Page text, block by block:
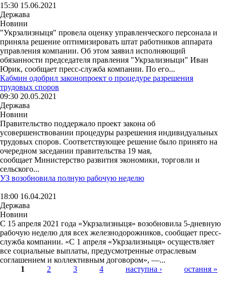
15:30 15.06.2021
Держава
Новини
"Укрзализныця" провела оценку управленческого персонала и
приняла решение оптимизировать штат работников аппарата
управления компании. Об этом заявил исполняющий
обязанности председателя правления "Укрзализныци" Иван
Юрик, сообщает пресс-служба компании. По его...
Кабмин одобрил законопроект о процедуре разрешения
трудовых споров
09:30 20.05.2021
Держава
Новини
Правительство поддержало проект закона об
усовершенствовании процедуры разрешения индивидуальных
трудовых споров. Соответствующее решение было принято на
очередном заседании правительства 19 мая,
сообщает Министерство развития экономики, торговли и
сельского...
УЗ возобновила полную рабочую неделю
18:00 16.04.2021
Держава
Новини
С 15 апреля 2021 года «Укрзализныця» возобновила 5-дневную
рабочую неделю для всех железнодорожников, сообщает пресс-
служба компании. «С 1 апреля «Укрзализныця» осуществляет
все социальные выплаты, предусмотренные отраслевым
соглашением и коллективным договором», —...
1 2 3 4 наступна › остання »